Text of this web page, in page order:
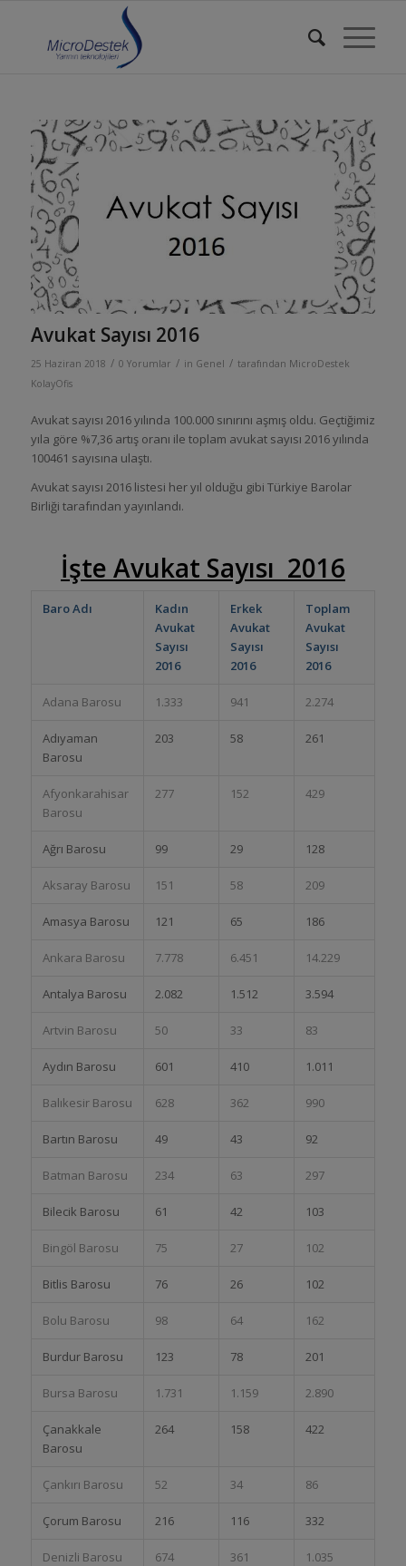
Avukat Sayısı 2016
25 Haziran 2018 / 0 Yorumlar / in Genel / tarafından MicroDestek
KolayOfis
Avukat sayısı 2016 yılında 100.000 sınırını aşmış oldu. Geçtiğimiz
yıla göre %7,36 artış oranı ile toplam avukat sayısı 2016 yılında
100461 sayısına ulaştı.
Avukat sayısı 2016 listesi her yıl olduğu gibi Türkiye Barolar
Birliği tarafından yayınlandı.
İşte Avukat Sayısı 2016
Baro Adı
Kadın
Avukat
Sayısı
2016
Erkek
Avukat
Sayısı
2016
Toplam
Avukat
Sayısı
2016
Adana Barosu 1.333 941 2.274
Adıyaman
Barosu
203 58 261
Afyonkarahisar
Barosu
277 152 429
Ağrı Barosu 99 29 128
Aksaray Barosu 151 58 209
Amasya Barosu 121 65 186
Ankara Barosu 7.778 6.451 14.229
Antalya Barosu 2.082 1.512 3.594
Artvin Barosu 50 33 83
Aydın Barosu 601 410 1.011
Balıkesir Barosu 628 362 990
Bartın Barosu 49 43 92
Batman Barosu 234 63 297
Bilecik Barosu 61 42 103
Bingöl Barosu 75 27 102
Bitlis Barosu 76 26 102
Bolu Barosu 98 64 162
Burdur Barosu 123 78 201
Bursa Barosu 1.731 1.159 2.890
Çanakkale
Barosu
264 158 422
Çankırı Barosu 52 34 86
Çorum Barosu 216 116 332
Denizli Barosu 674 361 1.035